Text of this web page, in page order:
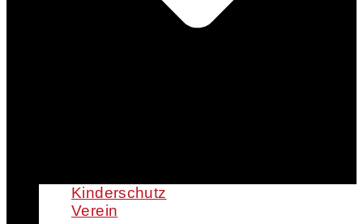
Kinderschutz
Verein